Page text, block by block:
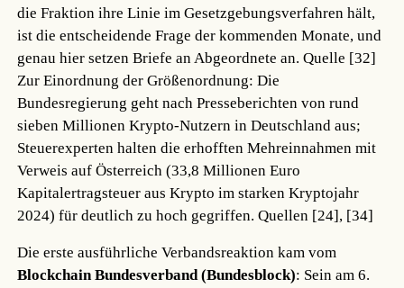
die Fraktion ihre Linie im Gesetzgebungsverfahren hält,
ist die entscheidende Frage der kommenden Monate, und
genau hier setzen Briefe an Abgeordnete an.Quelle [32]
Zur Einordnung der Größenordnung: Die
Bundesregierung geht nach Presseberichten von rund
sieben Millionen Krypto-Nutzern in Deutschland aus;
Steuerexperten halten die erhofften Mehreinnahmen mit
Verweis auf Österreich (33,8 Millionen Euro
Kapitalertragsteuer aus Krypto im starken Kryptojahr
2024) für deutlich zu hoch gegriffen.Quellen [24], [34]
Die erste ausführliche Verbandsreaktion kam vom
Blockchain Bundesverband (Bundesblock): Sein am 6.